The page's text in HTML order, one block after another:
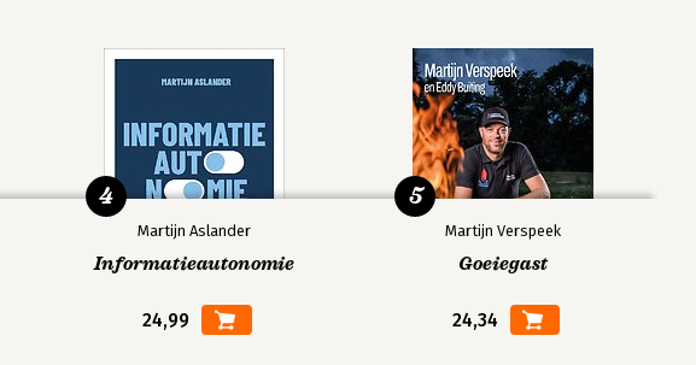
Martijn Aslander
Informatieautonomie
24,99
4
Martijn Verspeek
Goeiegast
24,34
5